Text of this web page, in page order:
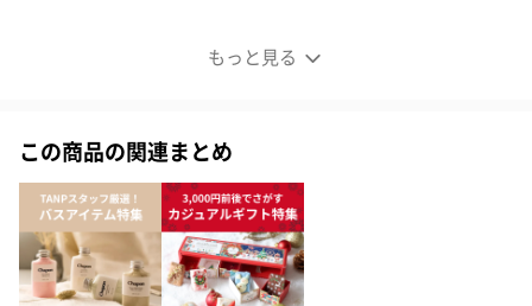
もっと見る
可愛らしい「ふしぎの国のアリス」のデザイン
「ふしぎの国のアリス」の「お茶会」をイメージしたアイテムで
す。
この商品の関連まとめ